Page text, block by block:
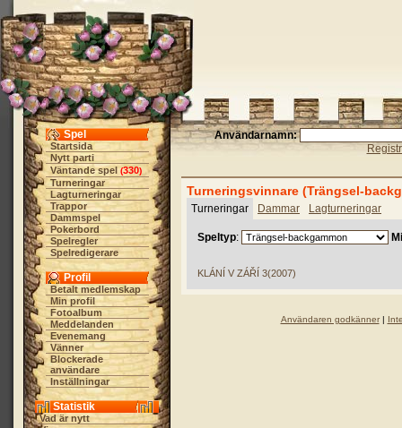
Spel
Startsida
Nytt parti
Väntande spel (330)
Turneringar
Lagturneringar
Trappor
Dammspel
Pokerbord
Spelregler
Spelredigerare
Profil
Betalt medlemskap
Min profil
Fotoalbum
Meddelanden
Evenemang
Vänner
Blockerade
användare
Inställningar
Statistik
Vad är nytt
Användarnamn:
Turneringsvinnare (Trängsel-
Turneringar Dammar Lagturneringar
Speltyp:
KLÁNÍ V ZÁŘÍ 3(2007)
Användaren godkänner|